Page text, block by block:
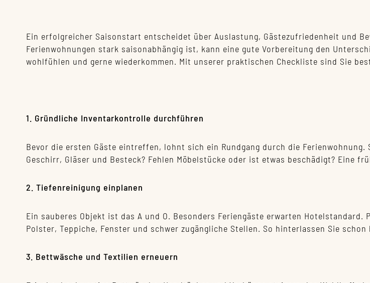
Ein erfolgreicher Saisonstart entscheidet über Auslastung, Gästezufriedenheit und
Ferienwohnungen stark saisonabhängig ist, kann eine gute Vorbereitung den
wohlfühlen und gerne wiederkommen. Mit unserer praktischen Checkliste sind Sie
1. Gründliche Inventarkontrolle durchführen
Bevor die ersten Gäste eintreffen, lohnt sich ein Rundgang durch die
Geschirr, Gläser und Besteck? Fehlen Möbelstücke oder ist etwas beschädigt? Eine
2. Tiefenreinigung einplanen
Ein sauberes Objekt ist das A und O. Besonders Feriengäste erwarten
Polster, Teppiche, Fenster und schwer zugängliche Stellen. So hinterlassen Sie
3. Bettwäsche und Textilien erneuern